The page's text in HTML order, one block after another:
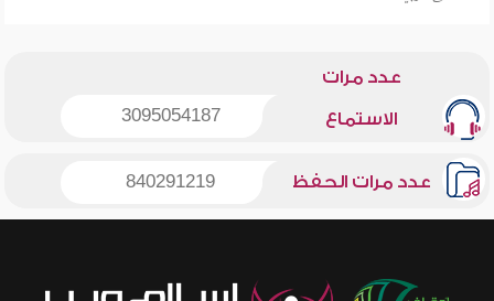
عدد مرات
الاستماع 3095054187
عدد مرات الحفظ 840291219